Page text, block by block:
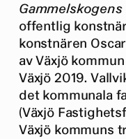
offentlig
konstnären
av Växjö
Växjö 2019.
det kommunala
(Växjö
Växjö kommuns